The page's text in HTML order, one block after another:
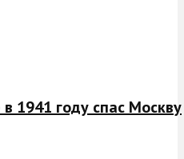
1941 году спас Москву